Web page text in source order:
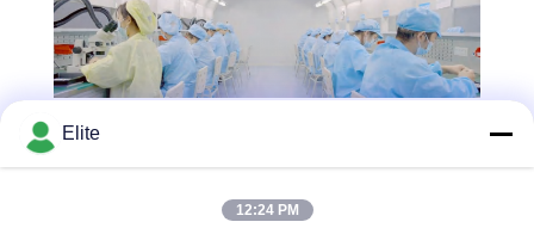
Elite
12:24 PM